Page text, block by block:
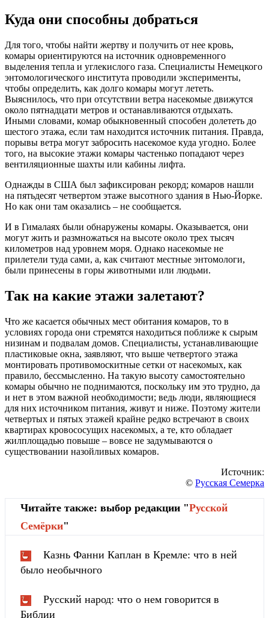
Куда они способны добраться
Для того, чтобы найти жертву и получить от нее кровь,
комары ориентируются на источник одновременного
выделения тепла и углекислого газа. Специалисты Немецкого
энтомологического института проводили эксперименты,
чтобы определить, как долго комары могут лететь.
Выяснилось, что при отсутствии ветра насекомые движутся
около пятнадцати метров и останавливаются отдыхать.
Иными словами, комар обыкновенный способен долететь до
шестого этажа, если там находится источник питания. Правда,
порывы ветра могут забросить насекомое куда угодно. Более
того, на высокие этажи комары частенько попадают через
вентиляционные шахты или кабины лифта.
Однажды в США был зафиксирован рекорд; комаров нашли
на пятьдесят четвертом этаже высотного здания в Нью-Йорке.
Но как они там оказались – не сообщается.
И в Гималаях были обнаружены комары. Оказывается, они
могут жить и размножаться на высоте около трех тысяч
километров над уровнем моря. Однако насекомые не
прилетели туда сами, а, как считают местные энтомологи,
были принесены в горы животными или людьми.
Так на какие этажи залетают?
Что же касается обычных мест обитания комаров, то в
условиях города они стремятся находиться поближе к сырым
низинам и подвалам домов. Специалисты, устанавливающие
пластиковые окна, заявляют, что выше четвертого этажа
монтировать противомоскитные сетки от насекомых, как
правило, бессмысленно. На такую высоту самостоятельно
комары обычно не поднимаются, поскольку им это трудно, да
и нет в этом важной необходимости; ведь люди, являющиеся
для них источником питания, живут и ниже. Поэтому жители
четвертых и пятых этажей крайне редко встречают в своих
квартирах кровососущих насекомых, а те, кто обладает
жилплощадью повыше – вовсе не задумываются о
существовании назойливых комаров.
Источник:
© Русская Семерка
Читайте также: выбор редакции "Русской
Cемёрки"
Казнь Фанни Каплан в Кремле: что в ней
было необычного
Русский народ: что о нем говорится в
Библии